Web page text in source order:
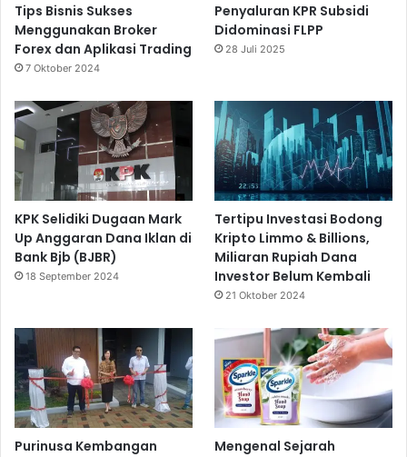
Tips Bisnis Sukses
Menggunakan Broker
Forex dan Aplikasi Trading
7 Oktober 2024
Penyaluran KPR Subsidi
Didominasi FLPP
28 Juli 2025
KPK Selidiki Dugaan Mark
Up Anggaran Dana Iklan di
Bank Bjb (BJBR)
18 September 2024
Tertipu Investasi Bodong
Kripto Limmo & Billions,
Miliaran Rupiah Dana
Investor Belum Kembali
21 Oktober 2024
Purinusa Kembangan
Mengenal Sejarah